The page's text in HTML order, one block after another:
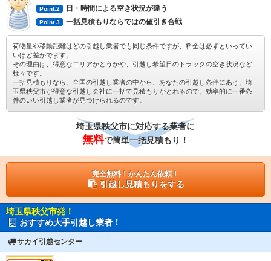
Point.2 日・時間による空き状況が違う
Point.3 一括見積もりならではの値引き合戦
荷物量や移動距離はどの引越し業者でも同じ条件ですが、料金は必ずといってい
いほど差がでます。
その理由は、得意なエリアかどうかや、引越し希望日のトラックの空き状況など
様々です。
一括見積もりなら、全国の引越し業者の中から、あなたの引越し条件にあう、埼
玉県秩父市が得意な引越し会社に一括で見積もりがとれるので、効率的に一番条
件のいい引越し業者が見つけられるのです。
埼玉県秩父市に対応する業者に
無料で簡単一括見積もり！
完全無料！かんたん依頼！
引越し見積もりをする
埼玉県秩父市発！
おすすめ大手引越し業者！
サカイ引越センター